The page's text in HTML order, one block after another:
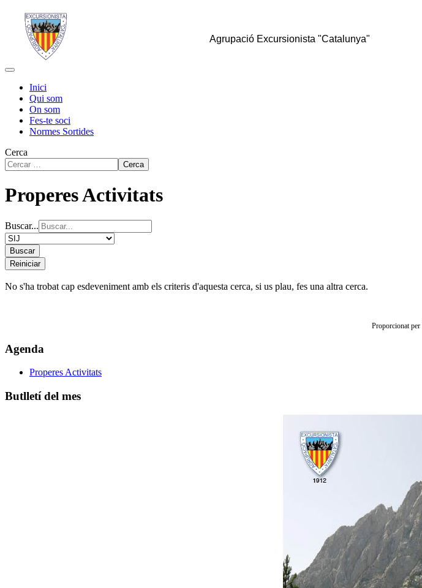
Agrupació Excursionista "Catalunya"
Inici
Qui som
On som
Fes-te soci
Normes Sortides
Cerca
Cerca
Properes Activitats
Buscar...
Buscar
Reiniciar
No s'ha trobat cap esdeveniment amb els criteris d'aquesta cerca, si us plau, fes una altra cerca.
Proporcionat per
Agenda
Properes Activitats
Butlletí del mes